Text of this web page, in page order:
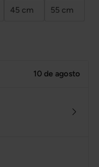
45 cm 55 cm
10 de agosto